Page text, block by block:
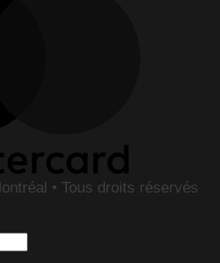
• Tous droits réservés